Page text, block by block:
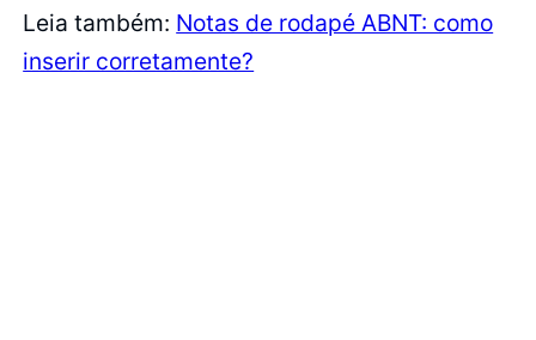
Leia também: Notas de rodapé ABNT: como
inserir corretamente?